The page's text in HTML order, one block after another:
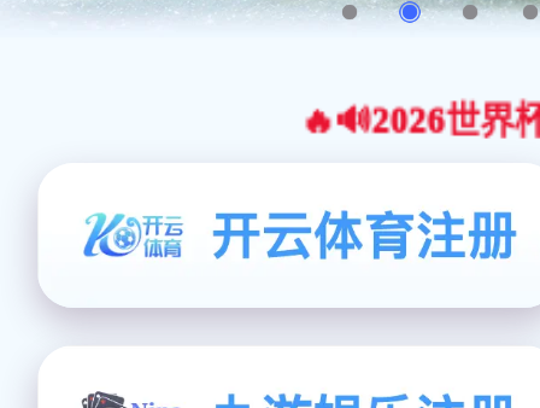
🔥🔊2026世界杯官网